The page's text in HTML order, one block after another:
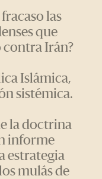
las
que
contra Irán?
Islámica,
sistémica.
la doctrina
informe
estrategia
mulás de